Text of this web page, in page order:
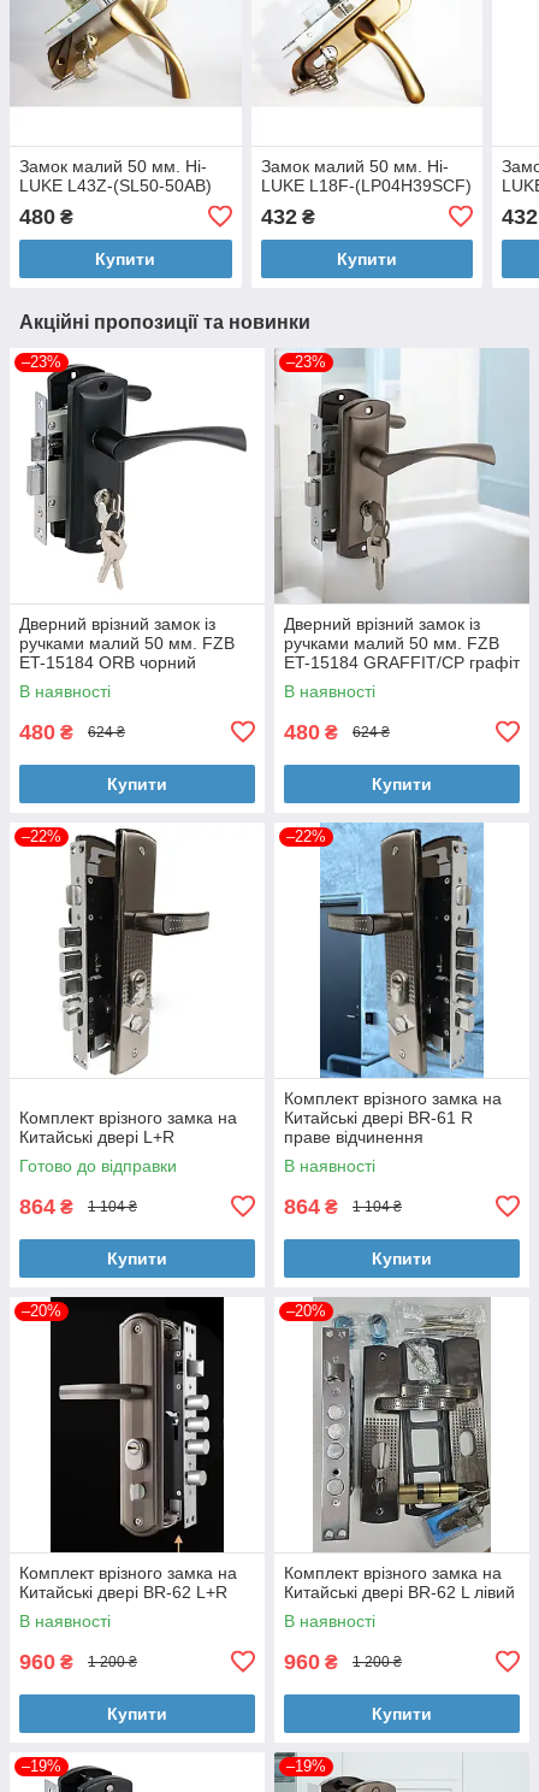
Замок малий 50 мм. Hi-
LUKE L43Z-(SL50-50AB)
480 ₴
Купити
Замок малий 50 мм. Hi-
LUKE L18F-(LP04H39SCF)
432₴
Купити
432
Акційні пропозиції та новинки
–23%
Дверний врізний замок із
ручками малий 50 мм. FZB
ET-15184 ORB чорний
В наявності
480 ₴ 624 ₴
Купити
–23%
Дверний врізний замок із
ручками малий 50 мм. FZB
ET-15184 GRAFFIT/CP графіт
В наявності
480 ₴ 624 ₴
Купити
–22%
Комплект врізного замка на
Китайські двері L+R
Готово до відправки
864 ₴ 1 104 ₴
Купити
–22%
Комплект врізного замка на
Китайські двері BR-61 R
праве відчинення
В наявності
864 ₴ 1 104 ₴
Купити
–20%
Комплект врізного замка на
Китайські двері BR-62 L+R
В наявності
960 ₴ 1 200 ₴
Купити
–20%
Комплект врізного замка на
Китайські двері BR-62 L лівий
В наявності
960 ₴ 1 200 ₴
Купити
–19% –19%